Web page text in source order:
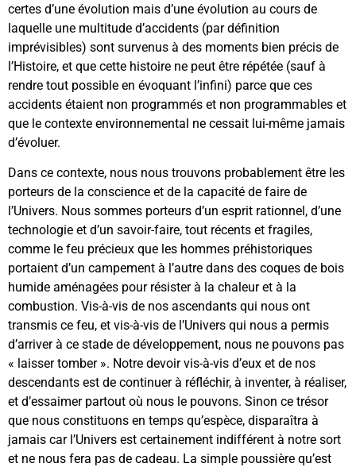
certes d’une évolution mais d’une évolution au cours de
laquelle une multitude d’accidents (par définition
imprévisibles) sont survenus à des moments bien précis de
l’Histoire, et que cette histoire ne peut être répétée (sauf à
rendre tout possible en évoquant l’infini) parce que ces
accidents étaient non programmés et non programmables et
que le contexte environnemental ne cessait lui-même jamais
d’évoluer.
Dans ce contexte, nous nous trouvons probablement être les
porteurs de la conscience et de la capacité de faire de
l’Univers. Nous sommes porteurs d’un esprit rationnel, d’une
technologie et d’un savoir-faire, tout récents et fragiles,
comme le feu précieux que les hommes préhistoriques
portaient d’un campement à l’autre dans des coques de bois
humide aménagées pour résister à la chaleur et à la
combustion. Vis-à-vis de nos ascendants qui nous ont
transmis ce feu, et vis-à-vis de l’Univers qui nous a permis
d’arriver à ce stade de développement, nous ne pouvons pas
« laisser tomber ». Notre devoir vis-à-vis d’eux et de nos
descendants est de continuer à réfléchir, à inventer, à réaliser,
et d’essaimer partout où nous le pouvons. Sinon ce trésor
que nous constituons en temps qu’espèce, disparaîtra à
jamais car l’Univers est certainement indifférent à notre sort
et ne nous fera pas de cadeau. La simple poussière qu’est